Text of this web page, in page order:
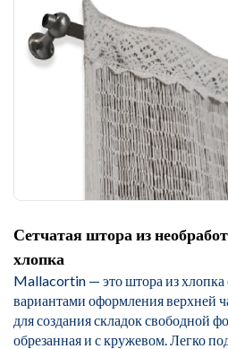
Сетчатая штора из
хлопка
Mallacortin — это штора из хлопка
вариантами оформления верхней
для создания складок свободной
обрезанная и с кружевом. Легко